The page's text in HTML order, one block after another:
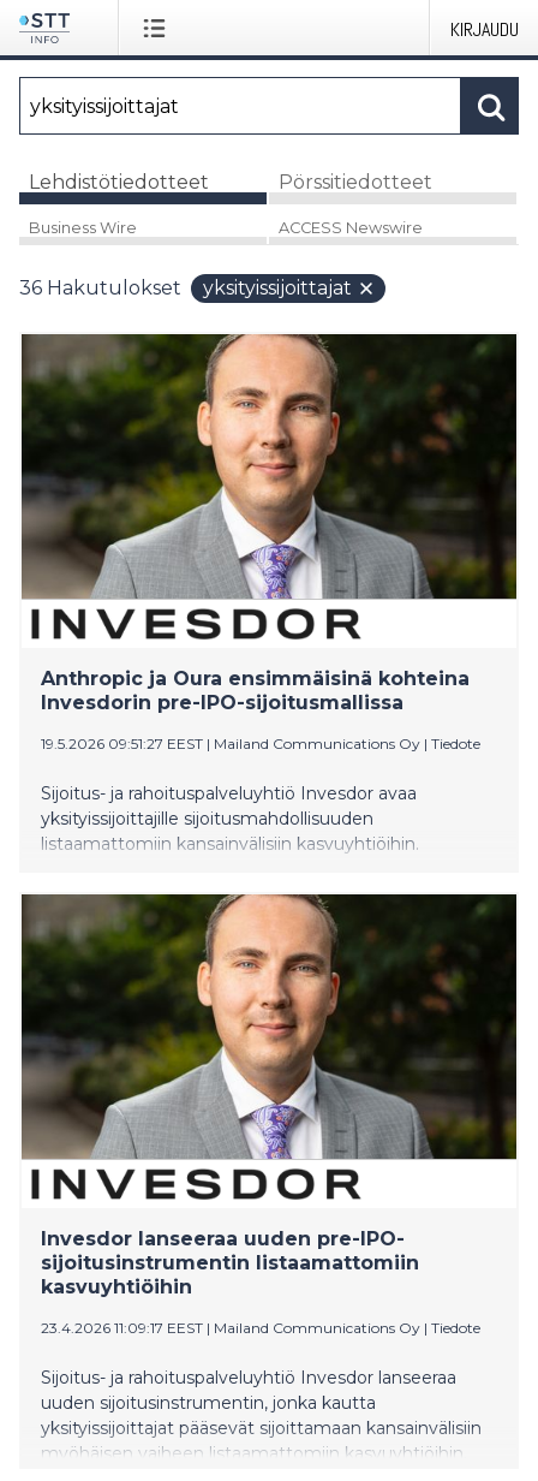
KIRJAUDU
Lehdistötiedotteet Pörssitiedotteet
Business Wire ACCESS Newswire
36 Hakutulokset yksityissijoittajat
Anthropic ja Oura ensimmäisinä kohteina
Invesdorin pre-IPO-sijoitusmallissa
19.5.2026 09:51:27 EEST | Mailand Communications Oy | Tiedote
Sijoitus- ja rahoituspalveluyhtiö Invesdor avaa
yksityissijoittajille sijoitusmahdollisuuden
listaamattomiin kansainvälisiin kasvuyhtiöihin.
Invesdor lanseeraa uuden pre-IPO-
sijoitusinstrumentin listaamattomiin
kasvuyhtiöihin
23.4.2026 11:09:17 EEST | Mailand Communications Oy | Tiedote
Sijoitus- ja rahoituspalveluyhtiö Invesdor lanseeraa
uuden sijoitusinstrumentin, jonka kautta
yksityissijoittajat pääsevät sijoittamaan kansainvälisiin
myöhäisen vaiheen listaamattomiin kasvuyhtiöihin.